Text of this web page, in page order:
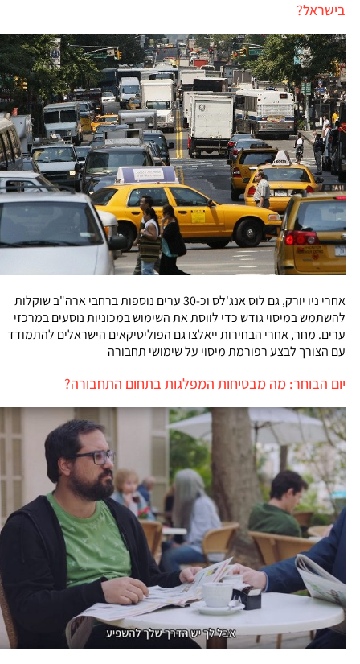
בישראל?
אחרי ניו יורק, גם לוס אנג'לס וכ-30 ערים נוספות ברחבי ארה"ב שוקלות
להשתמש במיסוי גודש כדי לווסת את השימוש במכוניות נוסעים במרכזי
ערים. מחר, אחרי הבחירות ייאלצו גם הפוליטיקאים הישראלים להתמודד
עם הצורך לבצע רפורמת מיסוי על שימושי תחבורה
יום הבוחר: מה מבטיחות המפלגות בתחום התחבורה?